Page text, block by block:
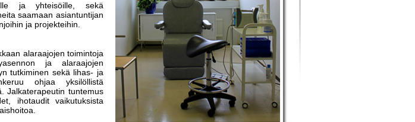
ja yhteisöille, sekä
saamaan asiantuntijan
ja projekteihin.
alaraajojen toimintoja
ja alaraajojen
tutkiminen sekä lihas- ja
ohjaa yksilöllistä
Jalkaterapeutin tuntemus
ihotaudit vaikutuksista